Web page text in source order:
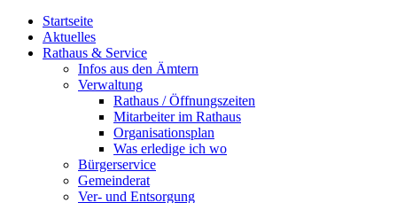
Startseite
Aktuelles
Rathaus & Service
Infos aus den Ämtern
Verwaltung
Rathaus / Öffnungszeiten
Mitarbeiter im Rathaus
Organisationsplan
Was erledige ich wo
Bürgerservice
Gemeinderat
Ver- und Entsorgung